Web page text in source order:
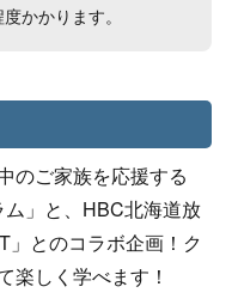
かかります。
のご家族を応援する
」と、HBC北海道放
とのコラボ企画！ク
楽しく学べます！